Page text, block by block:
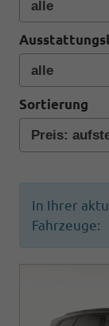
Sortierung
In Ihrer
Fahrzeuge: